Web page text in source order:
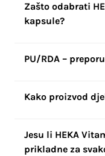
Zašto odabrati
kapsule?
PU/RDA –
Kako proizvod
Jesu li HEKA
prikladne za